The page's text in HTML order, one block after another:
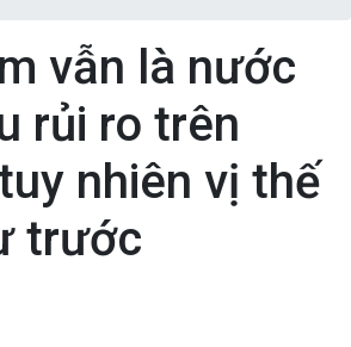
vẫn là nước
rủi ro trên
nhiên vị thế
trước